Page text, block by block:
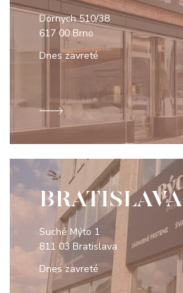
Dornych 510/38
617 00 Brno
Dnes zavreté
BRATISLAVA
Suché Mýto 1
811 03 Bratislava
Dnes zavreté